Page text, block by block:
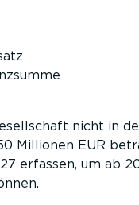
nicht in
Millionen EUR
erfassen, um ab